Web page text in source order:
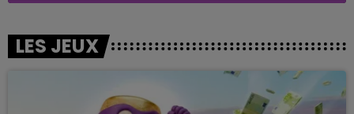
LES JEUX